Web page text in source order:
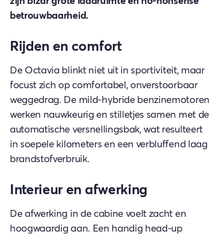
betrouwbaarheid.
Rijden en comfort
De Octavia blinkt niet uit in sportiviteit, maar
focust zich op comfortabel, onverstoorbaar
weggedrag. De mild-hybride benzinemotoren
werken nauwkeurig en stilletjes samen met de
automatische versnellingsbak, wat resulteert
in soepele kilometers en een verbluffend laag
brandstofverbruik.
Interieur en afwerking
De afwerking in de cabine voelt zacht en
hoogwaardig aan. Een handig head-up